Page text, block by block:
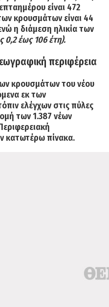
είναι 472
κρουσμάτων είναι 44
η διάμεση ηλικία των
0,2 έως 106 έτη).
περιφέρεια
κρουσμάτωντου νέου
εκ των
ελέγχων στις πύλες
των1.387 νέων
κατωτέρω πίνακα.